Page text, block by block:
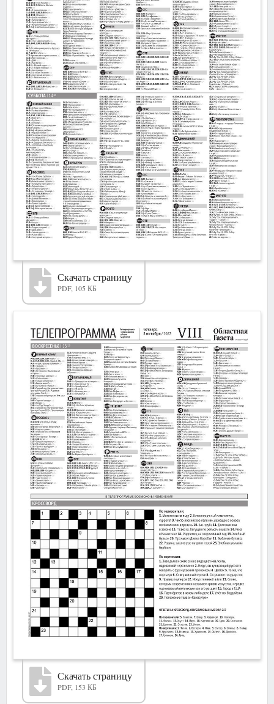
Скачать страницу
PDF, 105 КБ
Скачать страницу
PDF, 153 КБ